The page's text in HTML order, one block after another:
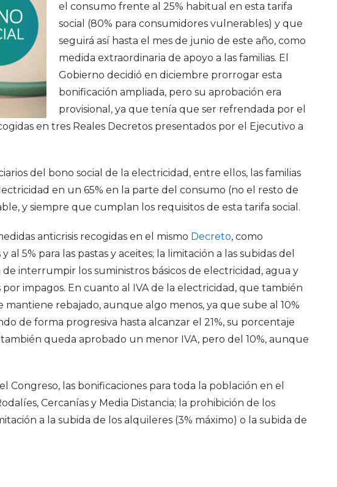
el consumo frente al 25% habitual en esta tarifa
social (80% para consumidores vulnerables) y que
seguirá así hasta el mes de junio de este año, como
medida extraordinaria de apoyo a las familias. El
Gobierno decidió en diciembre prorrogar esta
bonificación ampliada, pero su aprobación era
provisional, ya que tenía que ser refrendada por el
en tres Reales Decretos presentados por el Ejecutivo a
del bono social de la electricidad, entre ellos, las familias
en un 65% en la parte del consumo (no el resto de
y siempre que cumplan los requisitos de esta tarifa social.
anticrisis recogidas en el mismo Decreto, como
al 5% para las pastas y aceites; la limitación a las subidas del
interrumpir los suministros básicos de electricidad, agua y
impagos. En cuanto al IVA de la electricidad, que también
mantiene rebajado, aunque algo menos, ya que sube al 10%
de forma progresiva hasta alcanzar el 21%, su porcentaje
queda aprobado un menor IVA, pero del 10%, aunque
Congreso, las bonificaciones para toda la población en el
Cercanías y Media Distancia; la prohibición de los
a la subida de los alquileres (3% máximo) o la subida de